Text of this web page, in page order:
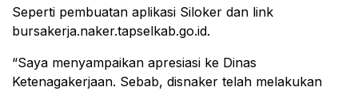
Seperti pembuatan aplikasi Siloker dan link
bursakerja.naker.tapselkab.go.id.
“Saya menyampaikan apresiasi ke Dinas
Ketenagakerjaan. Sebab, disnaker telah melakukan